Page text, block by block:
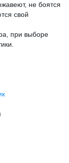
не боятся
свой
при выборе